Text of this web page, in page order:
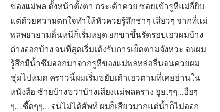
ของแม่พล ตั้งหน้าตั้งตา กระเด้าควย ซอยเข้ารูหีแม่ถี่ยิบ
แต่ด้วยความตกใจทำให้หัวควยรู้สึกชาๆ เสียวๆ จากที่แม่
พลพยายามดิ้นหนีก็เริ่มหยุด ยกขาขึ้นรัดรอบเอวผมบ้าง
ถ่างออกบ้าง จนที่สุดเริ่มเด้งรับการเย็ดตามจังหวะ จนผม
รู้สึกมีน้ำซึมออกมาจากรูหีของแม่พลหล่อลื่นจนควยผม
ชุ่มไปหมด คราวนี้ผมเริ่มขยับเด้าเอวตามที่เคยอ่านใน
หนังสือ ซ้ายบ้างขวาบ้างเสียงแม่พลคราง อูย..ๆๆ…ฮือๆ
ๆ….ซี๊ดๆๆ… จนไม่ได้ศัพท์ ผมก็เสียวมากแต่น้ำก็ไม่ออก